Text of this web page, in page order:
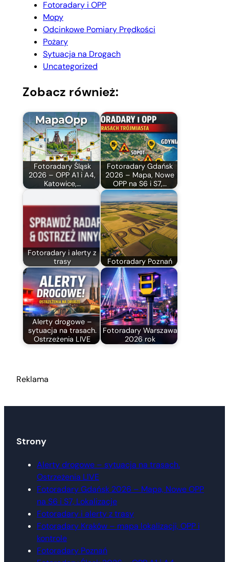
Fotoradary i OPP
Mopy
Odcinkowe Pomiary Prędkości
Pożary
Sytuacja na Drogach
Uncategorized
Zobacz również:
Fotoradary Śląsk
2026 – OPP A1 i A4,
Katowice,…
Fotoradary Gdańsk
2026 – Mapa, Nowe
OPP na S6 i S7,…
Fotoradary i alerty z
trasy
Fotoradary Poznań
Alerty drogowe –
sytuacja na trasach.
Ostrzeżenia LIVE
Fotoradary Warszawa
2026 rok
Reklama
Strony
Alerty drogowe – sytuacja na trasach.
Ostrzeżenia LIVE
Fotoradary Gdańsk 2026 – Mapa, Nowe OPP
na S6 i S7, Lokalizacje
Fotoradary i alerty z trasy
Fotoradary Kraków – mapa lokalizacji, OPP i
kontrole
Fotoradary Poznań